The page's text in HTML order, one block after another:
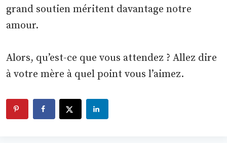
grand soutien méritent davantage notre
amour.
Alors, qu’est-ce que vous attendez ? Allez dire
à votre mère à quel point vous l’aimez.